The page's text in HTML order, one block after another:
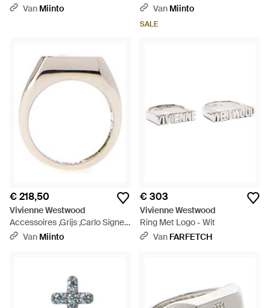
Van Miinto
Ring - Metallic
Van Miinto
SALE
€ 218,50
Vivienne Westwood
Accessoires ,Grijs ,Carlo Signet
Ring - Metallic
Van Miinto
€ 303
Vivienne Westwood
Ring Met Logo - Wit
Van FARFETCH